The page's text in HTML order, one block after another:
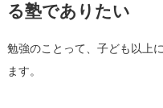
る塾でありたい
勉強のことって、子ども以上
ます。